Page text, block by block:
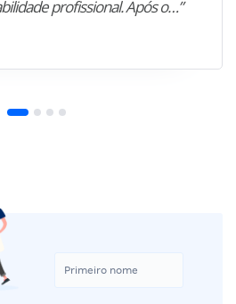
profissional. Após o…”